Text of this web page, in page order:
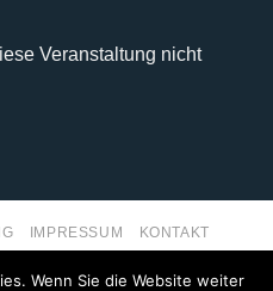
Veranstaltung nicht
IMPRESSUM KONTAKT
Wenn Sie die Website weiter